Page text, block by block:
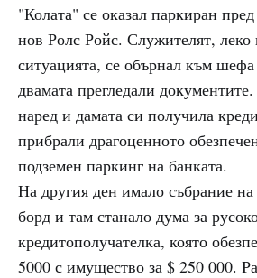
"Колата" се оказал паркиран
нов Ролс Ройс. Служителят, леко
ситуацията, се обърнал към
двамата прегледали
наред и дамата си получила
прибрали драгоценното
подземен паркинг на банката.
На другия ден имало събрание
борд и там станало дума за
кредитополучателка, която
5000 с имущество за $ 250 000.